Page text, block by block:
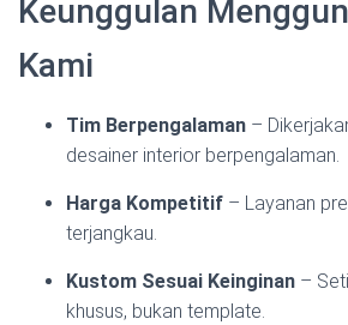
Keunggulan
Kami
Tim Berpengalaman –
desainer interior berpengalaman.
Harga Kompetitif – Layanan
terjangkau.
Kustom Sesuai Keinginan –
khusus, bukan template.